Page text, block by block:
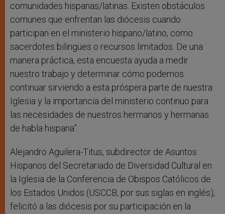
comunidades hispanas/latinas. Existen obstáculos
comunes que enfrentan las diócesis cuando
participan en el ministerio hispano/latino, como
sacerdotes bilingües o recursos limitados. De una
manera práctica, esta encuesta ayuda a medir
nuestro trabajo y determinar cómo podemos
continuar sirviendo a esta próspera parte de nuestra
Iglesia y la importancia del ministerio continuo para
las necesidades de nuestros hermanos y hermanas
de habla hispana”.
Alejandro Aguilera-Titus, subdirector de Asuntos
Hispanos del Secretariado de Diversidad Cultural en
la Iglesia de la Conferencia de Obispos Católicos de
los Estados Unidos (USCCB, por sus siglas en inglés),
felicitó a las diócesis por su participación en la